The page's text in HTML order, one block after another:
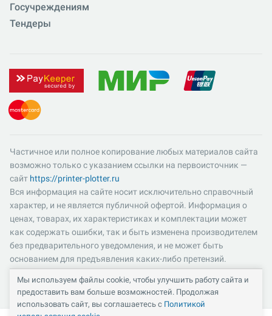
Госучреждениям
Тендеры
Частичное или полное копирование любых материалов сайта
возможно только с указанием ссылки на первоисточник —
сайт https://printer-plotter.ru
Вся информация на сайте носит исключительно справочный
характер, и не является публичной офертой. Информация о
ценах, товарах, их характеристиках и комплектации может
как содержать ошибки, так и быть изменена производителем
без предварительного уведомления, и не может быть
основанием для предъявления каких-либо претензий.
Пожалуйста, уточняйте существенные для вас характеристики
и компоненты комплектации товаров. Все цены указаны в
российских рублях и включают в себя НДС 22%.
Мы используем файлы cookie, чтобы улучшить работу сайта и
предоставить вам больше возможностей. Продолжая
использовать сайт, вы соглашаетесь с Политикой